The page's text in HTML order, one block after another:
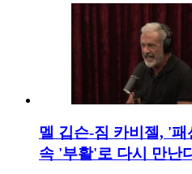
멜 깁슨-짐 카비젤, '
속 '부활'로 다시 만난